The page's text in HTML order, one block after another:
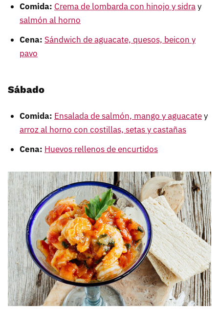
Comida: Crema de lombarda con hinojo y sidray
salmón al horno
Cena: Sándwich de aguacate, quesos, beicon y
pavo
Sábado
Comida: Ensalada de salmón, mango y aguacatey
arroz al horno con costillas, setas y castañas
Cena: Huevos rellenos de encurtidos